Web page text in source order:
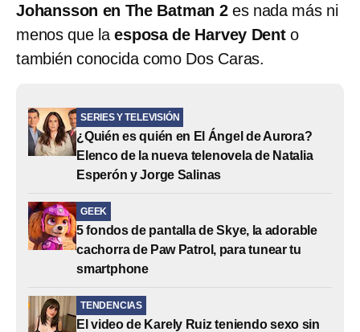
Johansson en The Batman 2es nada más ni
menos que laesposa de Harvey Dento
también conocida como Dos Caras.
SERIES Y TELEVISIÓN
¿Quién es quién en El Ángel de Aurora?
Elenco de la nueva telenovela de Natalia
Esperón y Jorge Salinas
GEEK
5 fondos de pantalla de Skye, la adorable
cachorra de Paw Patrol, para tunear tu
smartphone
TENDENCIAS
El video de Karely Ruiz teniendo sexo sin